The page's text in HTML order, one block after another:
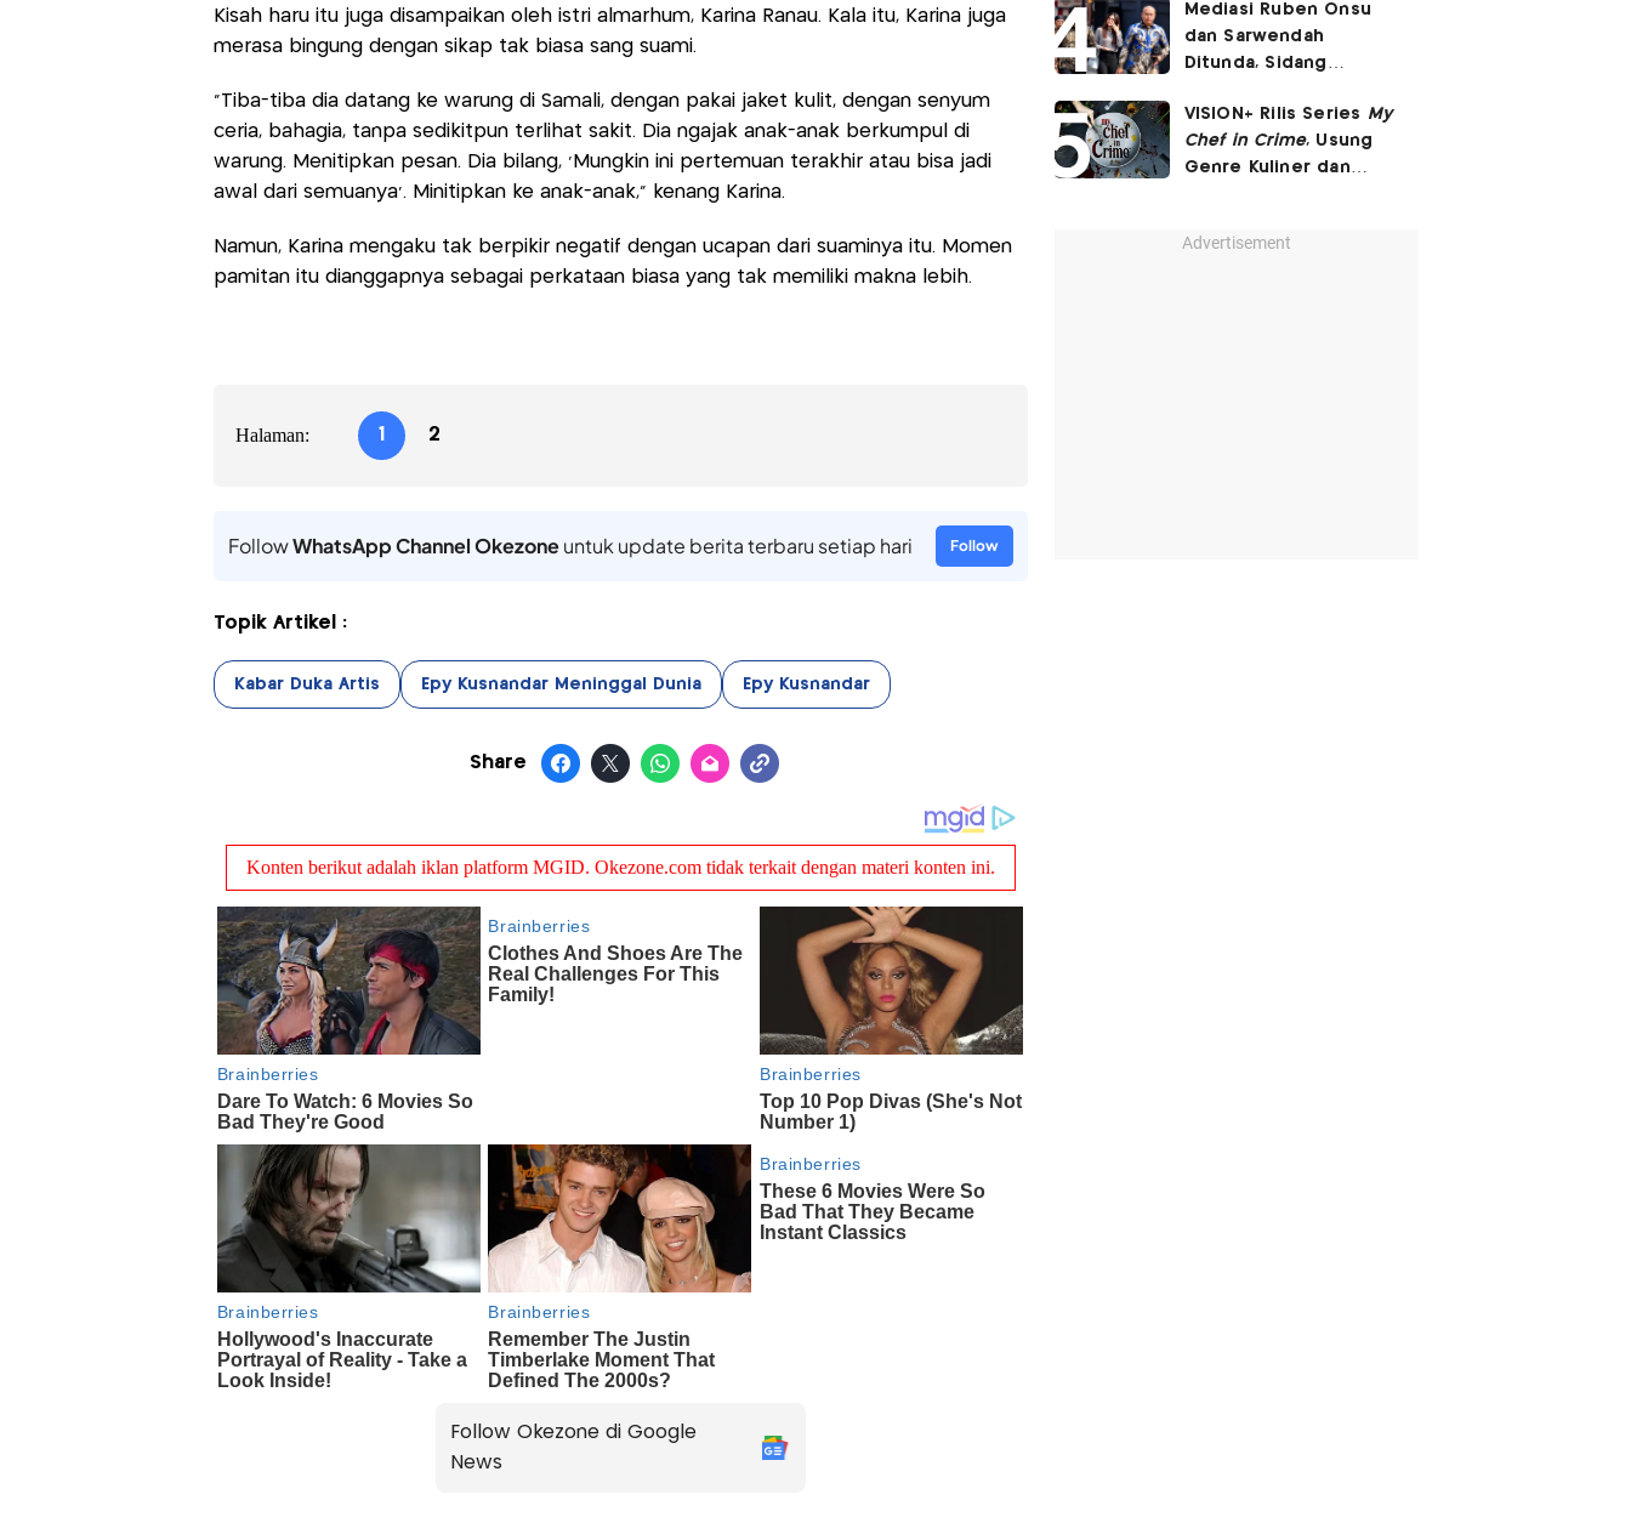
Kisah haru itu juga disampaikan oleh istri almarhum, Karina Ranau. Kala itu, Karina juga
merasa bingung dengan sikap tak biasa sang suami.
"Tiba-tiba dia datang ke warung di Samali, dengan pakai jaket kulit, dengan senyum
ceria, bahagia, tanpa sedikitpun terlihat sakit. Dia ngajak anak-anak berkumpul di
warung. Menitipkan pesan. Dia bilang, 'Mungkin ini pertemuan terakhir atau bisa jadi
awal dari semuanya'. Minitipkan ke anak-anak," kenang Karina.
Namun, Karina mengaku tak berpikir negatif dengan ucapan dari suaminya itu. Momen
pamitan itu dianggapnya sebagai perkataan biasa yang tak memiliki makna lebih.
Halaman: 1 2
FollowWhatsApp Channel Okezoneuntuk update berita terbaru setiap hari Follow
Topik Artikel :
Kabar Duka Artis Epy Kusnandar Meninggal Dunia Epy Kusnandar
Share
Follow Okezone di Google
News
Mediasi Ruben Onsu
dan Sarwendah
Ditunda, Sidang
VISION+ Rilis Series My
Chef in Crime, Usung
Genre Kuliner dan
Advertisement